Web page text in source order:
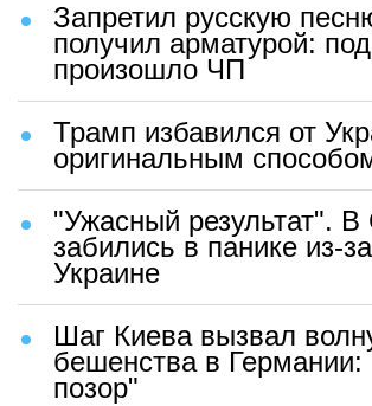
Запретил русскую
получил арматурой:
произошло ЧП
Трамп избавился от
оригинальным
"Ужасный результат".
забились в панике из-
Украине
Шаг Киева вызвал
бешенства в Германии:
позор"